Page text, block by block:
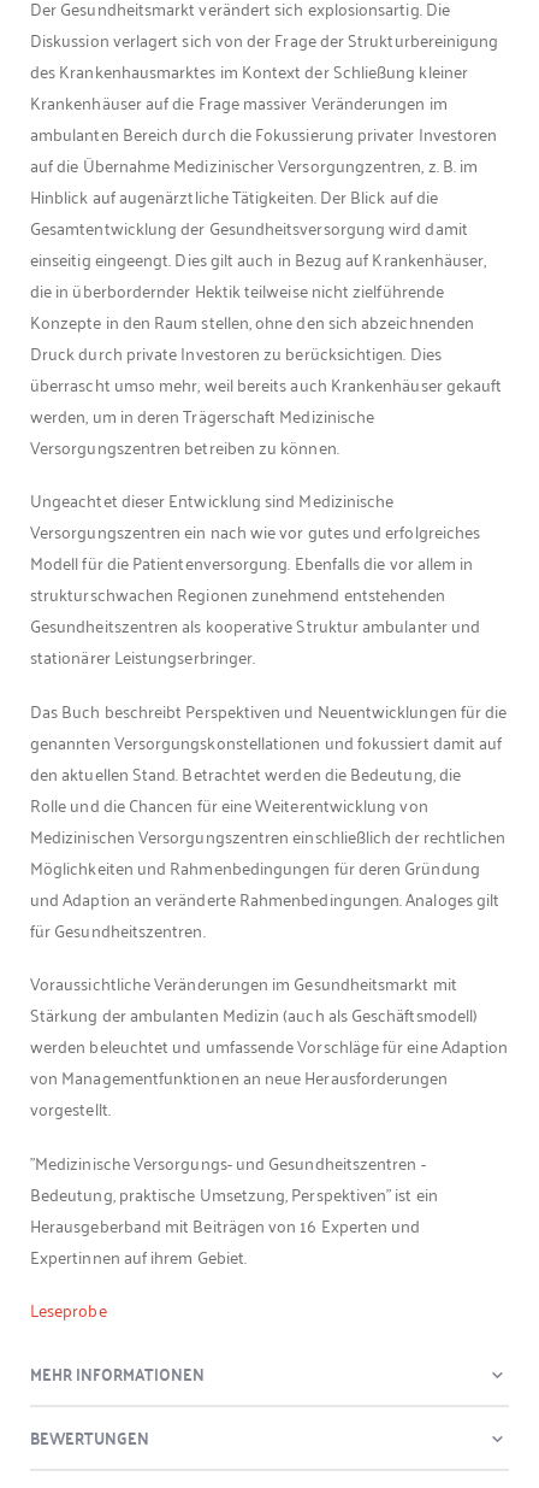
Der Gesundheitsmarkt verändert sich explosionsartig. Die
Diskussion verlagert sich von der Frage der Strukturbereinigung
des Krankenhausmarktes im Kontext der Schließung kleiner
Krankenhäuser auf die Frage massiver Veränderungen im
ambulanten Bereich durch die Fokussierung privater Investoren
auf die Übernahme Medizinischer Versorgungzentren, z. B. im
Hinblick auf augenärztliche Tätigkeiten. Der Blick auf die
Gesamtentwicklung der Gesundheitsversorgung wird damit
einseitig eingeengt. Dies gilt auch in Bezug auf Krankenhäuser,
die in überbordernder Hektik teilweise nicht zielführende
Konzepte in den Raum stellen, ohne den sich abzeichnenden
Druck durch private Investoren zu berücksichtigen. Dies
überrascht umso mehr, weil bereits auch Krankenhäuser gekauft
werden, um in deren Trägerschaft Medizinische
Versorgungszentren betreiben zu können.
Ungeachtet dieser Entwicklung sind Medizinische
Versorgungszentren ein nach wie vor gutes und erfolgreiches
Modell für die Patientenversorgung. Ebenfalls die vor allem in
strukturschwachen Regionen zunehmend entstehenden
Gesundheitszentren als kooperative Struktur ambulanter und
stationärer Leistungserbringer.
Das Buch beschreibt Perspektiven und Neuentwicklungen für die
genannten Versorgungskonstellationen und fokussiert damit auf
den aktuellen Stand. Betrachtet werden die Bedeutung, die
Rolle und die Chancen für eine Weiterentwicklung von
Medizinischen Versorgungszentren einschließlich der rechtlichen
Möglichkeiten und Rahmenbedingungen für deren Gründung
und Adaption an veränderte Rahmenbedingungen. Analoges gilt
für Gesundheitszentren.
Voraussichtliche Veränderungen im Gesundheitsmarkt mit
Stärkung der ambulanten Medizin (auch als Geschäftsmodell)
werden beleuchtet und umfassende Vorschläge für eine Adaption
von Managementfunktionen an neue Herausforderungen
vorgestellt.
"Medizinische Versorgungs- und Gesundheitszentren -
Bedeutung, praktische Umsetzung, Perspektiven" ist ein
Herausgeberband mit Beiträgen von 16 Experten und
Expertinnen auf ihrem Gebiet.
Leseprobe
MEHR INFORMATIONEN
BEWERTUNGEN